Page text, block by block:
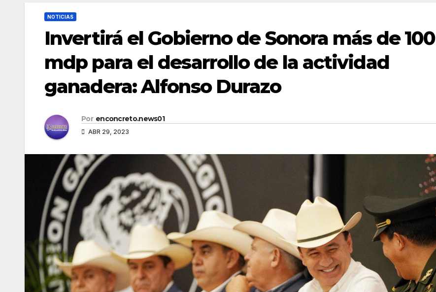
NOTICIAS
Invertirá el Gobierno de Sonora más de 100
mdp para el desarrollo de la actividad
ganadera: Alfonso Durazo
Por enconcreto.news01
ABR 29, 2023